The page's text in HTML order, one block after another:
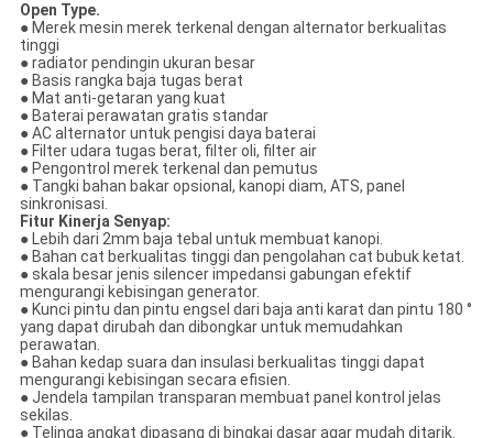
Open Type.
● Merek mesin merek terkenal dengan alternator berkualitas
tinggi
● radiator pendingin ukuran besar
● Basis rangka baja tugas berat
● Mat anti-getaran yang kuat
● Baterai perawatan gratis standar
● AC alternator untuk pengisi daya baterai
● Filter udara tugas berat, filter oli, filter air
● Pengontrol merek terkenal dan pemutus
● Tangki bahan bakar opsional, kanopi diam, ATS, panel
sinkronisasi.
Fitur Kinerja Senyap:
● Lebih dari 2mm baja tebal untuk membuat kanopi.
● Bahan cat berkualitas tinggi dan pengolahan cat bubuk ketat.
● skala besar jenis silencer impedansi gabungan efektif
mengurangi kebisingan generator.
● Kunci pintu dan pintu engsel dari baja anti karat dan pintu 180 °
yang dapat dirubah dan dibongkar untuk memudahkan
perawatan.
● Bahan kedap suara dan insulasi berkualitas tinggi dapat
mengurangi kebisingan secara efisien.
● Jendela tampilan transparan membuat panel kontrol jelas
sekilas.
● Telinga angkat dipasang di bingkai dasar agar mudah ditarik.